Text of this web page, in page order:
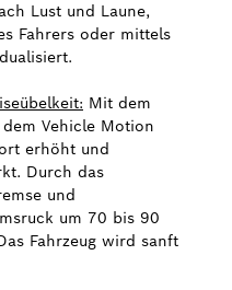
Lust und Laune,
Fahrers oder mittels
Mit dem
dem Vehicle Motion
erhöht und
Durch das
und
um 70 bis 90
Fahrzeug wird sanft